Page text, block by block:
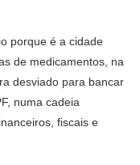
porque é a cidade
de medicamentos, na
desviado para bancar
numa cadeia
fiscais e